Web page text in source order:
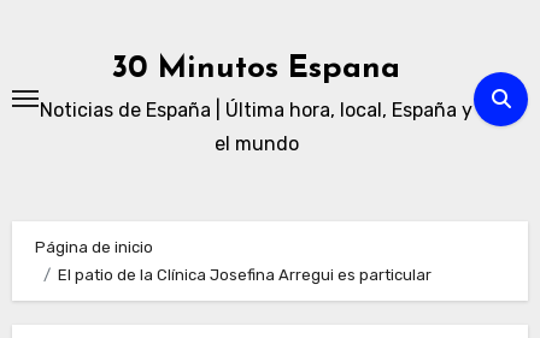
30 Minutos Espana
Noticias de España | Última hora, local, España y
el mundo
Página de inicio
El patio de la Clínica Josefina Arregui es particular